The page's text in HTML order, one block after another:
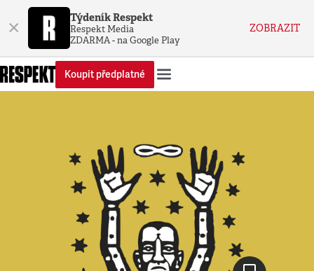
× Týdeník Respekt
Respekt Media
ZDARMA - na Google Play
ZOBRAZIT
Koupit předplatné